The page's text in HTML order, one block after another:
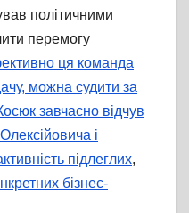
політичними
перемогу
ця команда
можна судити за
завчасно відчув
і
підлеглих,
бізнес-